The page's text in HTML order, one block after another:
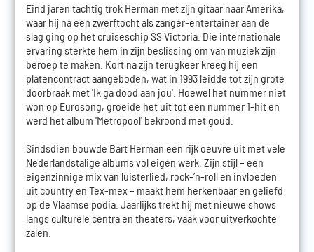
Eind jaren tachtig trok Herman met zijn gitaar naar Amerika,
waar hij na een zwerftocht als zanger-entertainer aan de
slag ging op het cruiseschip SS Victoria. Die internationale
ervaring sterkte hem in zijn beslissing om van muziek zijn
beroep te maken. Kort na zijn terugkeer kreeg hij een
platencontract aangeboden, wat in 1993 leidde tot zijn grote
doorbraak met 'Ik ga dood aan jou'. Hoewel het nummer niet
won op Eurosong, groeide het uit tot een nummer 1-hit en
werd het album 'Metropool' bekroond met goud.
Sindsdien bouwde Bart Herman een rijk oeuvre uit met vele
Nederlandstalige albums vol eigen werk. Zijn stijl – een
eigenzinnige mix van luisterlied, rock-’n-roll en invloeden
uit country en Tex-mex – maakt hem herkenbaar en geliefd
op de Vlaamse podia. Jaarlijks trekt hij met nieuwe shows
langs culturele centra en theaters, vaak voor uitverkochte
zalen.